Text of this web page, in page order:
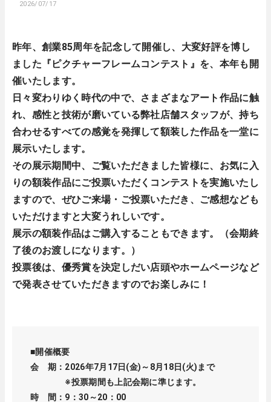
2026/07/17
昨年、創業85周年を記念して開催し、大変好評を博し
ました『ピクチャーフレームコンテスト』を、本年も開
催いたします。
日々変わりゆく時代の中で、さまざまなアート作品に触
れ、感性と技術が磨いている弊社店舗スタッフが、持ち
合わせるすべての感覚を発揮して額装した作品を一堂に
展示いたします。
その展示期間中、ご覧いただきました皆様に、お気に入
りの額装作品にご投票いただくコンテストを実施いたし
ますので、ぜひご来場・ご投票いただき、ご感想なども
いただけますと大変うれしいです。
展示の額装作品はご購入することもできます。（会期終
了後のお渡しになります。）
投票後は、優秀賞を決定しだい店頭やホームページなど
で発表させていただきますのでお楽しみに！
■開催概要
会 期：2026年7月17日(金)～8月18日(火)まで
※投票期間も上記会期に準じます。
時 間：9：30～20：00